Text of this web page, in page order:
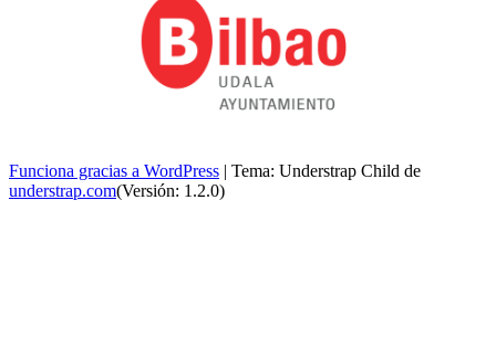
Funciona gracias a WordPress | Tema: Understrap Child de
understrap.com(Versión: 1.2.0)